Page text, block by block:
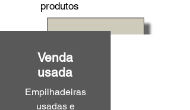
produtos
Venda
usada
Empilhadeiras
usadas e